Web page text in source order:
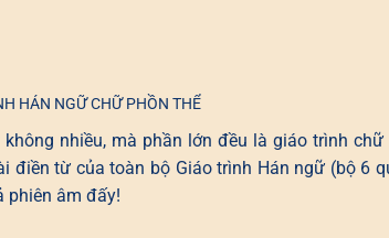
HÁN NGỮ CHỮ PHỒN THỂ
nhiều, mà phần lớn đều là giáo trình chữ
điền từ của toàn bộ Giáo trình Hán ngữ (bộ 6
phiên âm đấy!